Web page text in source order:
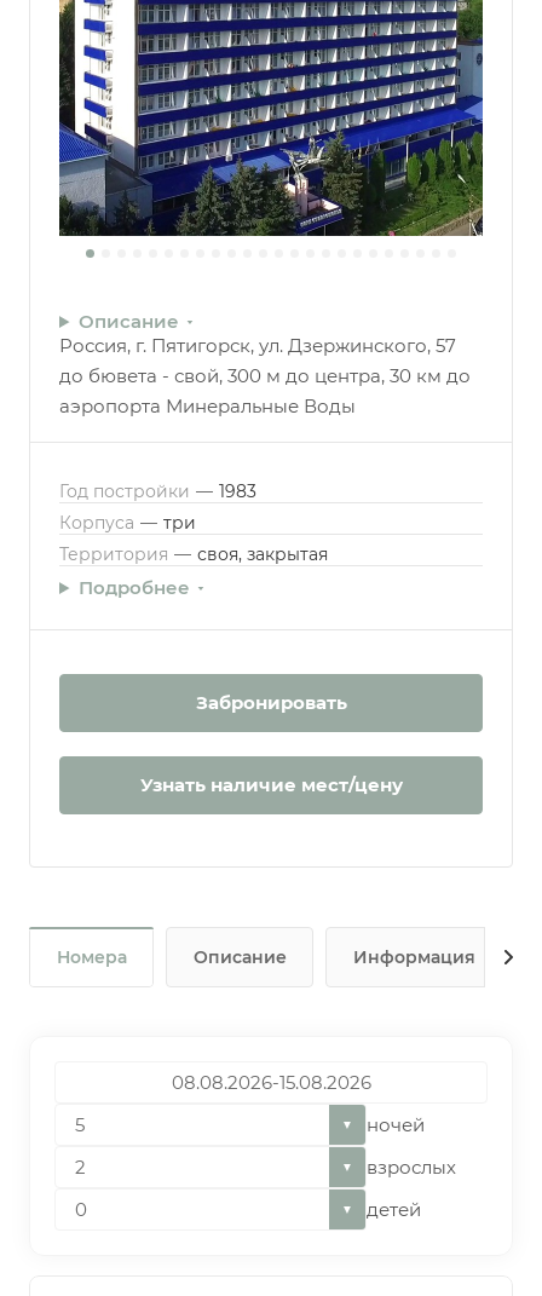
Описание
Россия, г. Пятигорск, ул. Дзержинского, 57
до бювета - свой, 300 м до центра, 30 км до
аэропорта Минеральные Воды
Год постройки — 1983
Корпуса — три
Территория — своя, закрытая
Подробнее
Забронировать
Узнать наличие мест/цену
Номера Описание Информация
▼ ночей
▼ взрослых
▼ детей